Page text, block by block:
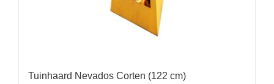
Tuinhaard Nevados Corten (122 cm)